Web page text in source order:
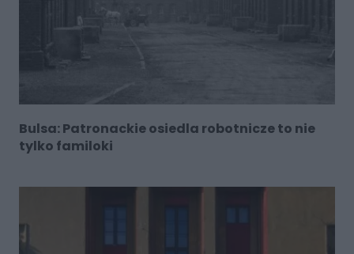
Bulsa: Patronackie osiedla robotnicze to nie
tylko familoki